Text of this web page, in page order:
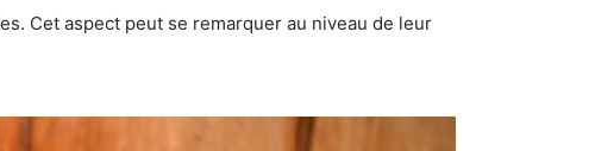
Cet aspect peut se remarquer au niveau de leur